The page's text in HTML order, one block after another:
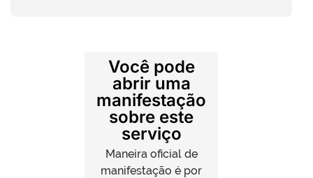
Você pode
abrir uma
manifestação
sobre este
serviço
Maneira oficial de
manifestação é por